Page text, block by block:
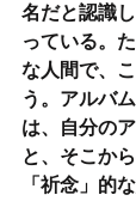
名だと認識
っている。
な人間で、
う。アルバ
は、自分の
と、そこか
「祈念」的